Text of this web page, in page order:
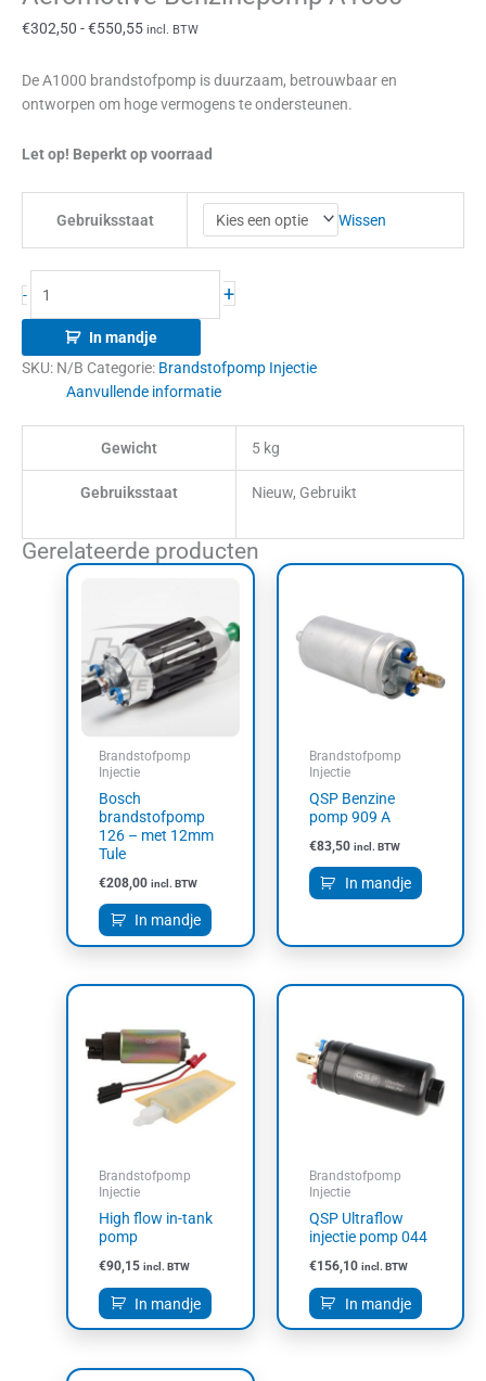
€302,50 -€550,55 incl. BTW
De A1000 brandstofpomp is duurzaam, betrouwbaar en
ontworpen om hoge vermogens te ondersteunen.
Let op! Beperkt op voorraad
Gebruiksstaat Wissen
- +
In mandje
SKU: N/B Categorie: Brandstofpomp Injectie
Aanvullende informatie
Gewicht 5 kg
Gebruiksstaat Nieuw, Gebruikt
Gerelateerde producten
Brandstofpomp
Injectie
Bosch
brandstofpomp
126 – met 12mm
Tule
€208,00 incl. BTW
In mandje
Brandstofpomp
Injectie
QSP Benzine
pomp 909 A
€83,50 incl. BTW
In mandje
Brandstofpomp
Injectie
High flow in-tank
pomp
€90,15 incl. BTW
In mandje
Brandstofpomp
Injectie
QSP Ultraflow
injectie pomp 044
€156,10 incl. BTW
In mandje